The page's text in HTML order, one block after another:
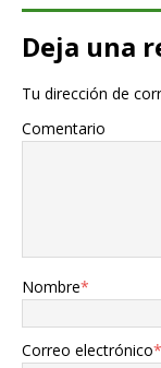
Deja una
Tu dirección de
Comentario
Nombre*
Correo electrónico*